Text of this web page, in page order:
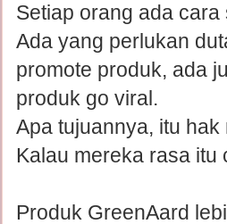
Setiap orang ada
Ada yang perlukan
promote produk, ada
produk go viral.
Apa tujuannya, itu
Kalau mereka rasa
Produk GreenAard